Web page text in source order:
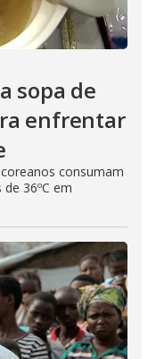
sopa de
enfrentar
consumam
36ºC em